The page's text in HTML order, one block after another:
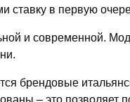
ставку в первую
и современной.
брендовые